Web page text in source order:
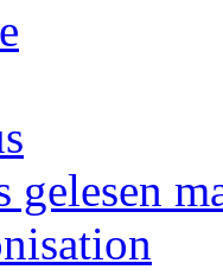
gelesen